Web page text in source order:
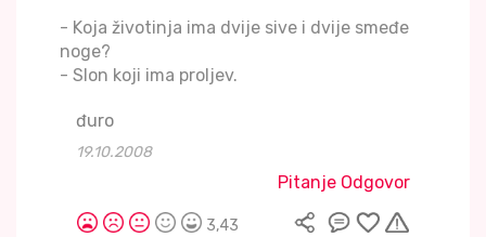
- Koja životinja ima dvije sive i dvije smeđe
noge?
- Slon koji ima proljev.
đuro
19.10.2008
Pitanje Odgovor
3,43